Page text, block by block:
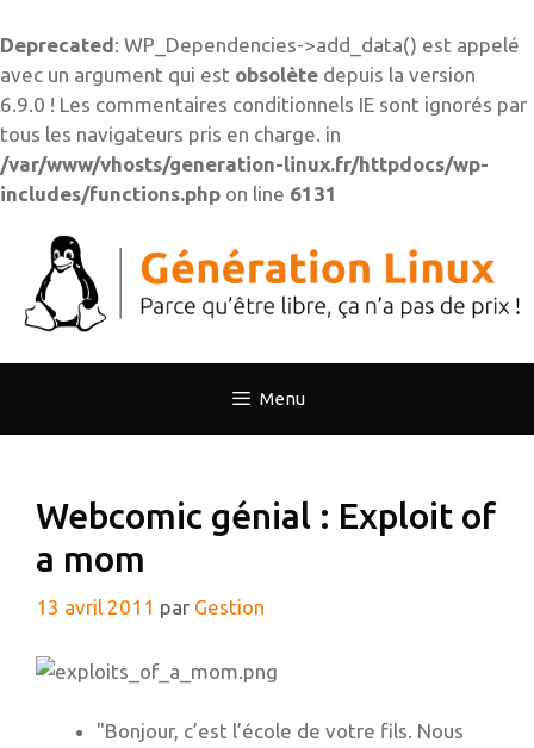
Deprecated: WP_Dependencies->add_data() est appelé
avec un argument qui est obsolète depuis la version
6.9.0 ! Les commentaires conditionnels IE sont ignorés par
tous les navigateurs pris en charge. in
/var/www/vhosts/generation-linux.fr/httpdocs/wp-
includes/functions.php on line 6131
contenu
Menu
Webcomic génial : Exploit of
a mom
13 avril 2011 par Gestion
"Bonjour, c’est l’école de votre fils. Nous